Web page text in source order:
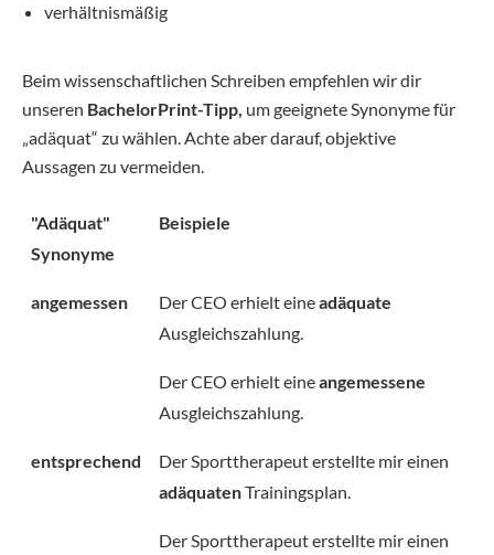
verhältnismäßig
Beim wissenschaftlichen Schreiben empfehlen wir dir
unseren BachelorPrint-Tipp, um geeignete Synonyme für
„adäquat“ zu wählen. Achte aber darauf, objektive
Aussagen zu vermeiden.
"Adäquat"
Synonyme
Beispiele
angemessen Der CEO erhielt eineadäquate
Ausgleichszahlung.
Der CEO erhielt eineangemessene
Ausgleichszahlung.
entsprechend
Der Sporttherapeut erstellte mir einen
adäquatenTrainingsplan.
Der Sporttherapeut erstellte mir einen